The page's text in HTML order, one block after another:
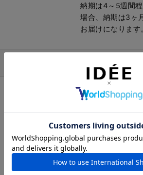
納期は4～5週間
場合、納期は3ヶ
お届けになります
レリーフとテクスチャーの組み合わ
たクリーンでミニマルな美しさが際
やかで深いレリーフが洗練された影
います。リビング、寝室、オフィス
いても優雅さをもたらしてくれます
TOULEMONDE BOCHARTの全ラ